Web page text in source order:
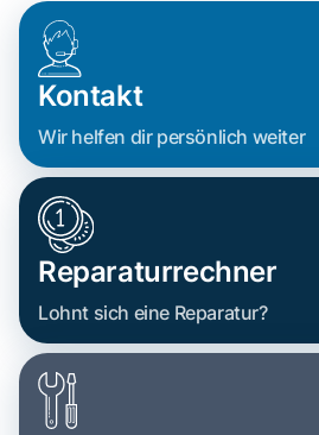
Kontakt
Wir helfen dir persönlich weiter
Reparaturrechner
Lohnt sich eine Reparatur?